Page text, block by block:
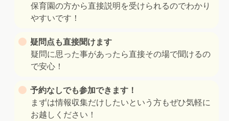
保育園の方から直接説明を受けられるのでわかり
やすいです！
疑問点も直接聞けます
疑問に思った事があったら直接その場で聞けるの
で安心！
予約なしでも参加できます！
まずは情報収集だけしたいという方もぜひ気軽に
お越しください！